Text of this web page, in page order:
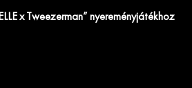
x Tweezerman” nyereményjátékhoz